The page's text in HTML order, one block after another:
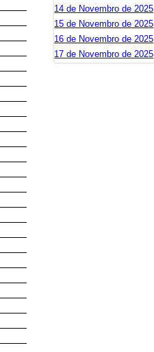
14 de Novembro de 2025
15 de Novembro de 2025
16 de Novembro de 2025
17 de Novembro de 2025